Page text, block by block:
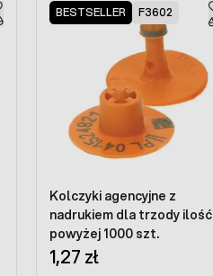
BESTSELLER F3602
Kolczyki agencyjne z
nadrukiem dla trzody ilość
powyżej 1000 szt.
1,27 zł